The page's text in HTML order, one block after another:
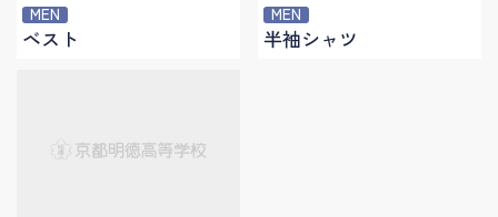
MEN
ベスト
MEN
半袖シャツ